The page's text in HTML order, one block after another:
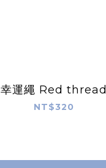
幸運繩 Red thread
NT$320